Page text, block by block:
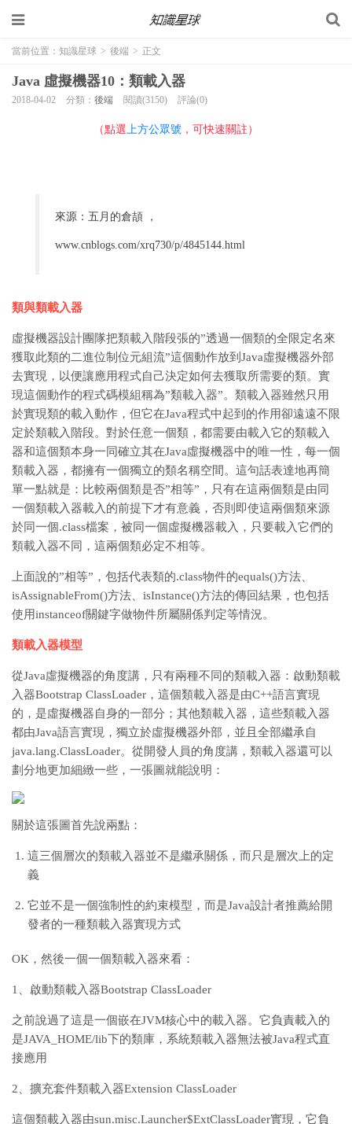
當前位置： 知識星球 > 後端 > 正文
Java 虛擬機器10：類載入器
2018-04-02 分類： 後端 閱讀(3150) 評論(0)
（點選上方公眾號 ，可快速關註）
來源：五月的倉頡 ，
www.cnblogs.com/xrq730/p/4845144.html
類與類載入器
虛擬機器設計團隊把類載入階段張的”透過一個類的全限定名來
獲取此類的二進位制位元組流”這個動作放到Java虛擬機器外部
去實現，以便讓應用程式自己決定如何去獲取所需要的類。實
現這個動作的程式碼模組稱為”類載入器”。類載入器雖然只用
於實現類的載入動作，但它在Java程式中起到的作用卻遠遠不限
定於類載入階段。對於任意一個類，都需要由載入它的類載入
器和這個類本身一同確立其在Java虛擬機器中的唯一性，每一個
類載入器，都擁有一個獨立的類名稱空間。這句話表達地再簡
單一點就是：比較兩個類是否”相等”，只有在這兩個類是由同
一個類載入器載入的前提下才有意義，否則即使這兩個類來源
於同一個.class檔案，被同一個虛擬機器載入，只要載入它們的
類載入器不同，這兩個類必定不相等。
上面說的”相等”，包括代表類的.class物件的equals()方法、
isAssignableFrom()方法、isInstance()方法的傳回結果，也包括
使用instanceof關鍵字做物件所屬關係判定等情況。
類載入器模型
從Java虛擬機器的角度講，只有兩種不同的類載入器：啟動類載
入器Bootstrap ClassLoader，這個類載入器是由C++語言實現
的，是虛擬機器自身的一部分；其他類載入器，這些類載入器
都由Java語言實現，獨立於虛擬機器外部，並且全部繼承自
java.lang.ClassLoader。從開發人員的角度講，類載入器還可以
劃分地更加細緻一些，一張圖就能說明：
關於這張圖首先說兩點：
這三個層次的類載入器並不是繼承關係，而只是層次上的定
義
它並不是一個強制性的約束模型，而是Java設計者推薦給開
發者的一種類載入器實現方式
OK，然後一個一個類載入器來看：
1、啟動類載入器Bootstrap ClassLoader
之前說過了這是一個嵌在JVM核心中的載入器。它負責載入的
是JAVA_HOME/lib下的類庫，系統類載入器無法被Java程式直
接應用
2、擴充套件類載入器Extension ClassLoader
這個類載入器由sun.misc.Launcher$ExtClassLoader實現，它負